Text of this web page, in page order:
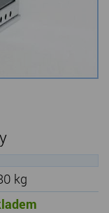
kamene
kg